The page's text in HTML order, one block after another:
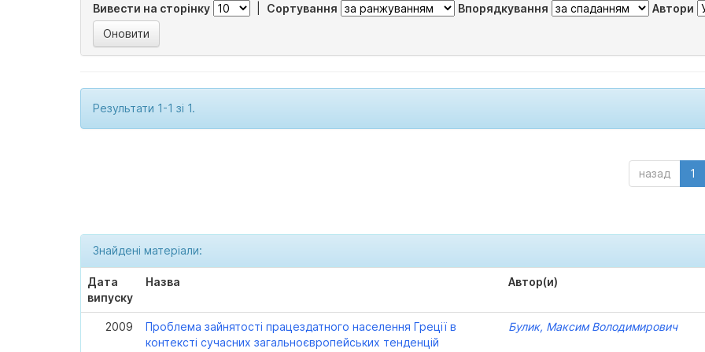
Вивести на сторінку Сортування Впорядкування Автори
Результати 1-1 зі 1.
назад 1
Знайдені матеріали:
Дата
випуску
Назва Автор(и)
2009
Проблема зайнятості працездатного населення Греції в
контексті сучасних загальноєвропейських тенденцій
Булик, Максим Володимирович